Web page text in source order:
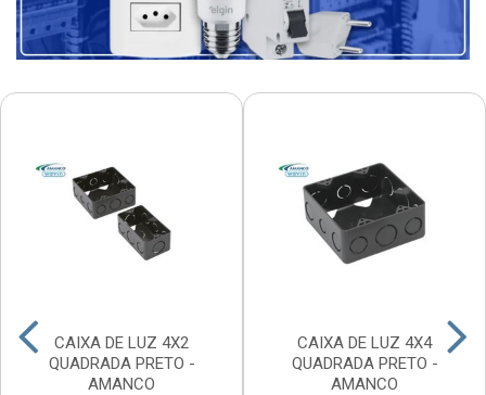
CAIXA DE LUZ 4X2
QUADRADA PRETO -
AMANCO
CAIXA DE LUZ 4X4
QUADRADA PRETO -
AMANCO